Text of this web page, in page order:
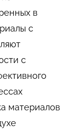
в
с
с
материалов